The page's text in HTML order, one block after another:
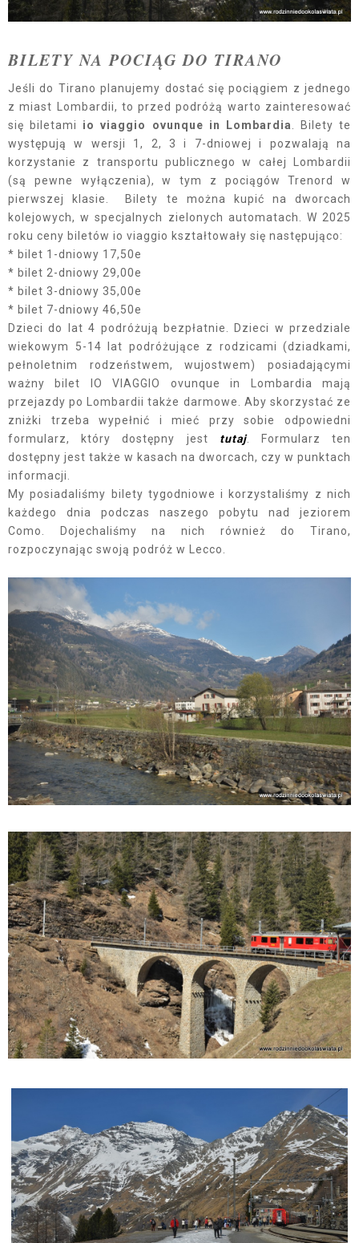
BILETY NA POCIĄG DO TIRANO
Jeśli do Tirano planujemy dostać się pociągiem z jednego
z miast Lombardii, to przed podróżą warto zainteresować
się biletami io viaggio ovunque in Lombardia. Bilety te
występują w wersji 1, 2, 3 i 7-dniowej i pozwalają na
korzystanie z transportu publicznego w całej Lombardii
(są pewne wyłączenia), w tym z pociągów Trenord w
pierwszej klasie. Bilety te można kupić na dworcach
kolejowych, w specjalnych zielonych automatach. W 2025
roku ceny biletów io viaggio kształtowały się następująco:
* bilet 1-dniowy 17,50e
* bilet 2-dniowy 29,00e
* bilet 3-dniowy 35,00e
* bilet 7-dniowy 46,50e
Dzieci do lat 4 podróżują bezpłatnie. Dzieci w przedziale
wiekowym 5-14 lat podróżujące z rodzicami (dziadkami,
pełnoletnim rodzeństwem, wujostwem) posiadającymi
ważny bilet IO VIAGGIO ovunque in Lombardia mają
przejazdy po Lombardii także darmowe. Aby skorzystać ze
zniżki trzeba wypełnić i mieć przy sobie odpowiedni
formularz, który dostępny jest tutaj. Formularz ten
dostępny jest także w kasach na dworcach, czy w punktach
informacji.
My posiadaliśmy bilety tygodniowe i korzystaliśmy z nich
każdego dnia podczas naszego pobytu nad jeziorem
Como. Dojechaliśmy na nich również do Tirano,
rozpoczynając swoją podróż w Lecco.